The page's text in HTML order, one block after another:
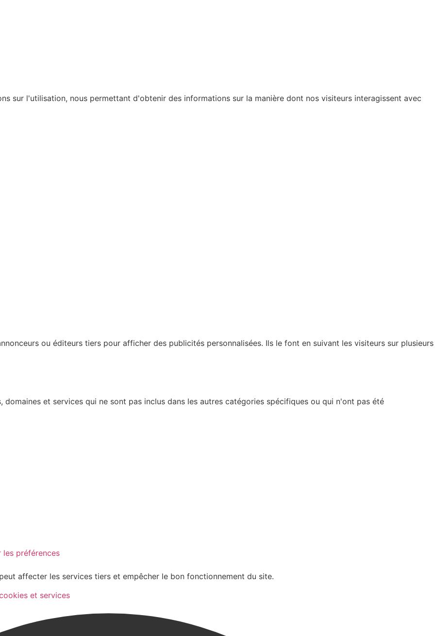
sur l'utilisation, nous permettant d'obtenir des informations sur la manière dont nos visiteurs interagissent avec
ou éditeurs tiers pour afficher des publicités personnalisées. Ils le font en suivant les visiteurs sur plusieurs
et services qui ne sont pas inclus dans les autres catégories spécifiques ou qui n'ont pas été
les préférences
affecter les services tiers et empêcher le bon fonctionnement du site.
et services